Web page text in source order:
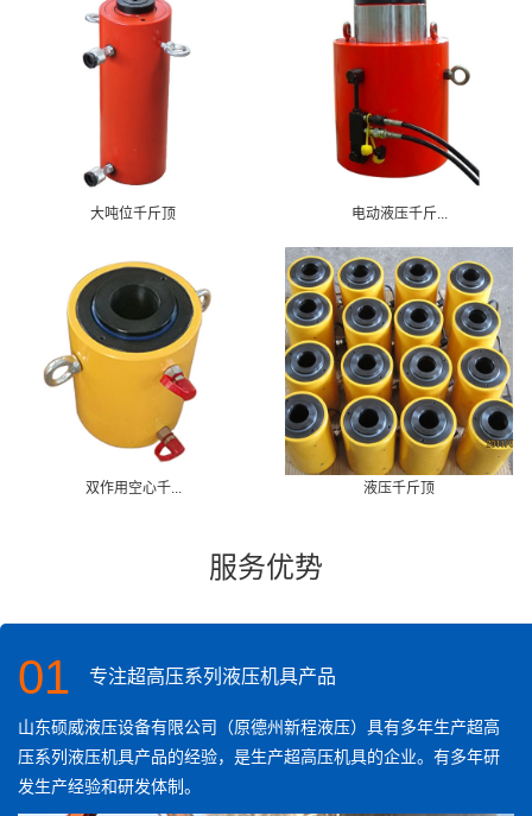
大吨位千斤顶 电动液压千斤...
双作用空心千... 液压千斤顶
服务优势
01 专注超高压系列液压机具产品
山东硕威液压设备有限公司（原德州新程液压）具有多年生产超高
压系列液压机具产品的经验，是生产超高压机具的企业。有多年研
发生产经验和研发体制。